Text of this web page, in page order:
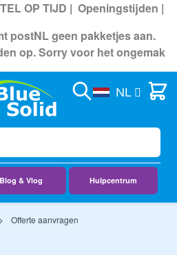
OP TIJD | Openingstijden |
postNL geen pakketjes aan.
op. Sorry voor het ongemak
Blog & Vlog Hulpcentrum
Search NL Cart
Offerte aanvragen